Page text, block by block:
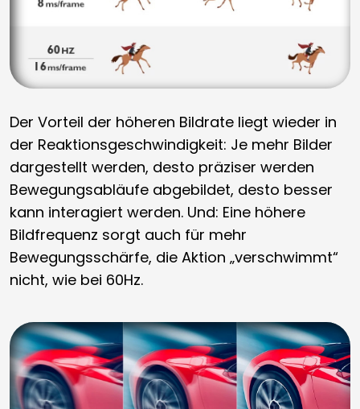
Der Vorteil der höheren Bildrate liegt wieder in
der Reaktionsgeschwindigkeit: Je mehr Bilder
dargestellt werden, desto präziser werden
Bewegungsabläufe abgebildet, desto besser
kann interagiert werden. Und: Eine höhere
Bildfrequenz sorgt auch für mehr
Bewegungsschärfe, die Aktion „verschwimmt“
nicht, wie bei 60Hz.